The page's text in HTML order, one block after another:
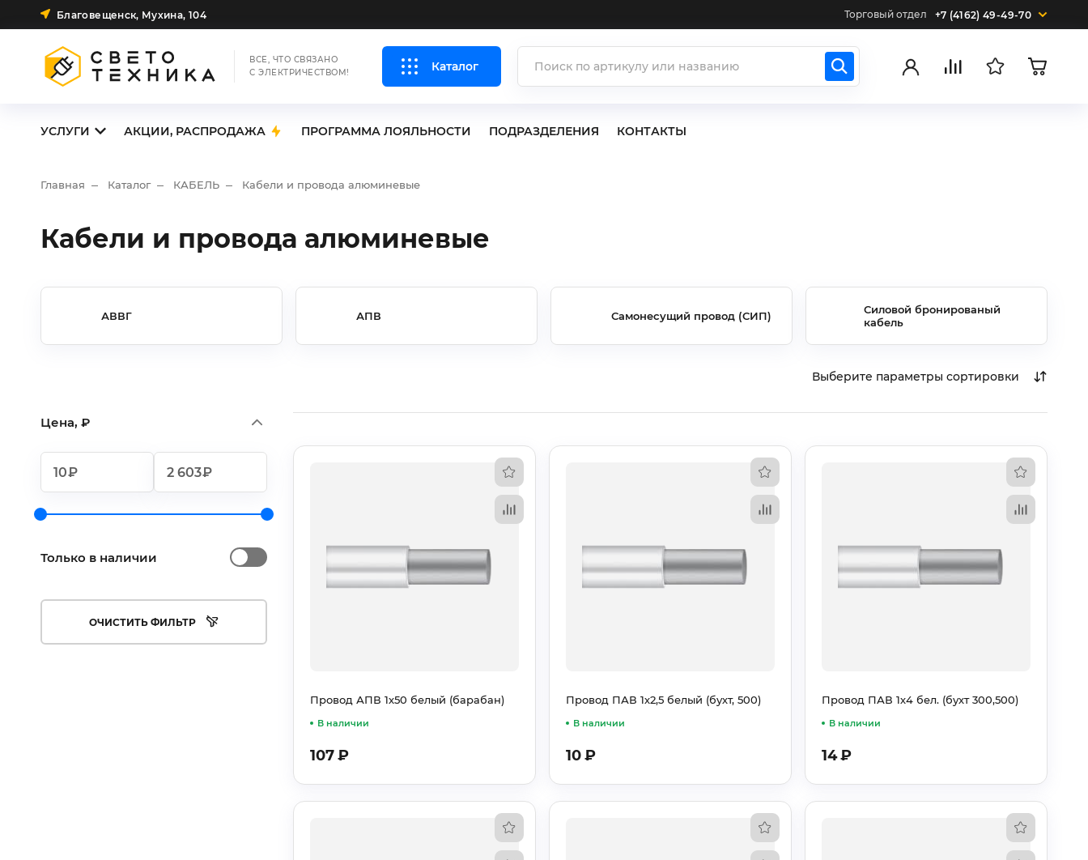
Благовещенск, Мухина, 104 Торговый отдел +7 (4162) 49-49-70
ВСЕ, ЧТО СВЯЗАНО
С ЭЛЕКТРИЧЕСТВОМ!
Каталог
УСЛУГИ АКЦИИ, РАСПРОДАЖА ПРОГРАММА ЛОЯЛЬНОСТИ ПОДРАЗДЕЛЕНИЯ КОНТАКТЫ
Главная Каталог КАБЕЛЬ Кабели и провода алюминевые
Кабели и провода алюминевые
Выберите параметры сортировки
Цена, ₽
₽ ₽
Только в наличии
ОЧИСТИТЬ ФИЛЬТР
В наличии
Провод АПВ 1х50 белый (барабан)
107₽
В наличии
Провод ПАВ 1х2,5 белый (бухт, 500)
10₽
В наличии
Провод ПАВ 1х4 бел. (бухт 300,500)
14₽
АВВГ АПВ Самонесущий провод (СИП)
Силовой бронированый
кабель